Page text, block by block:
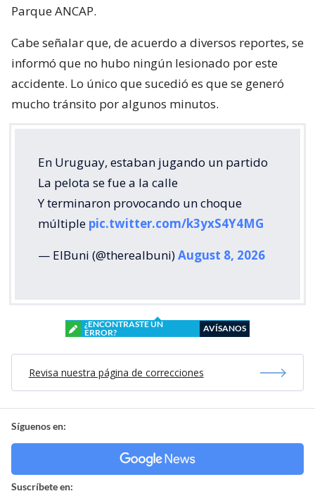
Parque ANCAP.
Cabe señalar que, de acuerdo a diversos reportes, se
informó que no hubo ningún lesionado por este
accidente. Lo único que sucedió es que se generó
mucho tránsito por algunos minutos.
En Uruguay, estaban jugando un partido
La pelota se fue a la calle
Y terminaron provocando un choque
múltiple pic.twitter.com/k3yxS4Y4MG
— ElBuni (@therealbuni)August 8, 2026
¿ENCONTRASTE UN
ERROR?
AVÍSANOS
Revisa nuestra página de correcciones
Síguenos en:
Suscríbete en: